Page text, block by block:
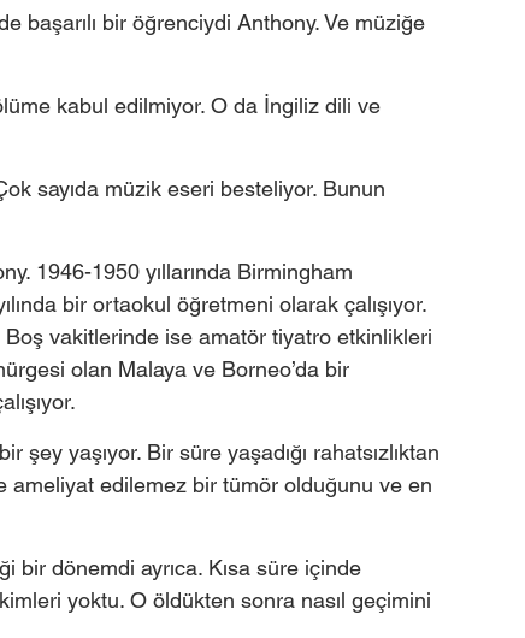
başarılı bir öğrenciydi Anthony. Ve müziğe
kabul edilmiyor. O da İngiliz dili ve
sayıda müzik eseri besteliyor. Bunun
1946-1950 yıllarında Birmingham
bir ortaokul öğretmeni olarak çalışıyor.
vakitlerinde ise amatör tiyatro etkinlikleri
olan Malaya ve Borneo’da bir
şey yaşıyor. Bir süre yaşadığı rahatsızlıktan
edilemez bir tümör olduğunu ve en
bir dönemdi ayrıca. Kısa süre içinde
yoktu. O öldükten sonra nasıl geçimini